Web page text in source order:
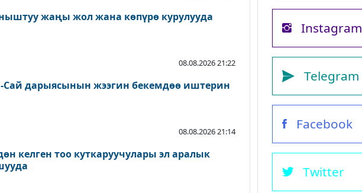
жаңы жол жана көпүрө курулууда
08.08.2026 21:22
дарыясынын жээгин бекемдөө иштерин
08.08.2026 21:14
келген тоо куткаруучулары эл аралык
Instagram
Telegram
Facebook
Twitter